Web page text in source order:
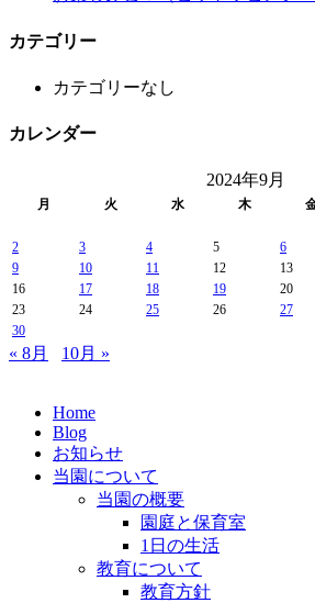
カテゴリー
カテゴリーなし
カレンダー
2024年9月
月 火 水 木
2
3 4 5 6
9
10 11 12 13
16
17 18 19 20
23
24 25 26 27
30
« 8月 10月 »
Home
Blog
お知らせ
当園について
当園の概要
園庭と保育室
1日の生活
教育について
教育方針